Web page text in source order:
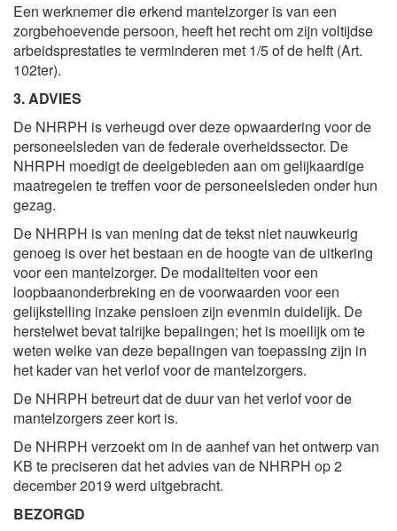
Een werknemer die erkend mantelzorger is van een
zorgbehoevende persoon, heeft het recht om zijn voltijdse
arbeidsprestaties te verminderen met 1/5 of de helft (Art.
102ter).
3. ADVIES
De NHRPH is verheugd over deze opwaardering voor de
personeelsleden van de federale overheidssector. De
NHRPH moedigt de deelgebieden aan om gelijkaardige
maatregelen te treffen voor de personeelsleden onder hun
gezag.
De NHRPH is van mening dat de tekst niet nauwkeurig
genoeg is over het bestaan en de hoogte van de uitkering
voor een mantelzorger. De modaliteiten voor een
loopbaanonderbreking en de voorwaarden voor een
gelijkstelling inzake pensioen zijn evenmin duidelijk. De
herstelwet bevat talrijke bepalingen; het is moeilijk om te
weten welke van deze bepalingen van toepassing zijn in
het kader van het verlof voor de mantelzorgers.
De NHRPH betreurt dat de duur van het verlof voor de
mantelzorgers zeer kort is.
De NHRPH verzoekt om in de aanhef van het ontwerp van
KB te preciseren dat het advies van de NHRPH op 2
december 2019 werd uitgebracht.
BEZORGD